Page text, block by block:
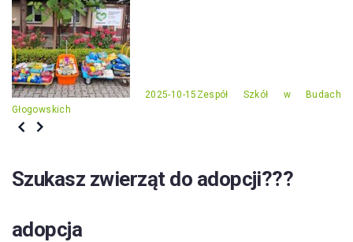
2025-10-15 Zespół Szkół w Budach
Głogowskich
Szukasz zwierząt do adopcji???
adopcja